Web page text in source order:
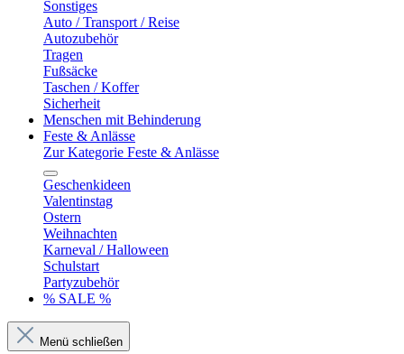
Sonstiges
Auto / Transport / Reise
Autozubehör
Tragen
Fußsäcke
Taschen / Koffer
Sicherheit
Menschen mit Behinderung
Feste & Anlässe
Zur Kategorie Feste & Anlässe
Geschenkideen
Valentinstag
Ostern
Weihnachten
Karneval / Halloween
Schulstart
Partyzubehör
% SALE %
Menü schließen